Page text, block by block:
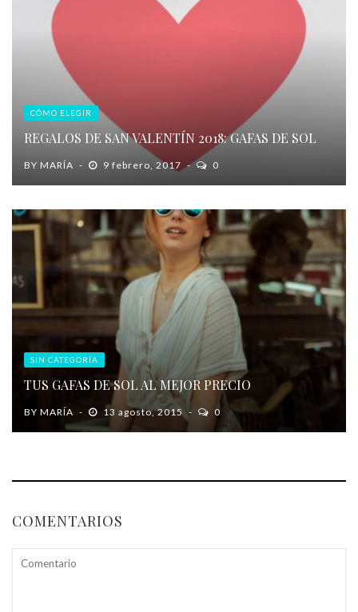
CÓMO ELEGIR
REGALOS DE SAN VALENTÍN 2018: GAFAS DE SOL
BY MARÍA 9 febrero, 2017 0
SIN CATEGORÍA
TUS GAFAS DE SOL AL MEJOR PRECIO
BY MARÍA 13 agosto, 2015 0
COMENTARIOS